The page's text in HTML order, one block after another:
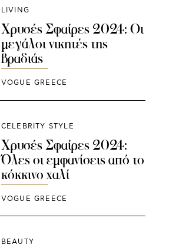
LIVING
Χρυσές Σφαίρες 2024: Οι
μεγάλοι νικητές της
βραδιάς
VOGUE GREECE
CELEBRITY STYLE
Χρυσές Σφαίρες 2024:
Όλες οι εμφανίσεις από το
κόκκινο χαλί
VOGUE GREECE
BEAUTY